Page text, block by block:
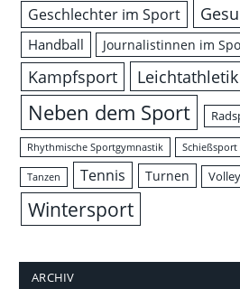
Geschlechter im Sport
Handball Journalistinnen im
Kampfsport Leichtathletik
Neben dem Sport
Rhythmische Sportgymnastik Schießsport
Tanzen Tennis Turnen
Wintersport
ARCHIV